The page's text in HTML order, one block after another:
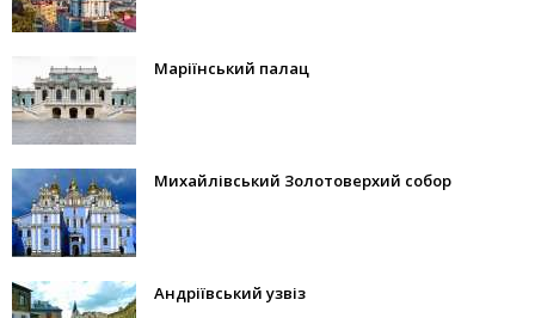
Маріїнський палац
Михайлівський Золотоверхий собор
Андріївський узвіз